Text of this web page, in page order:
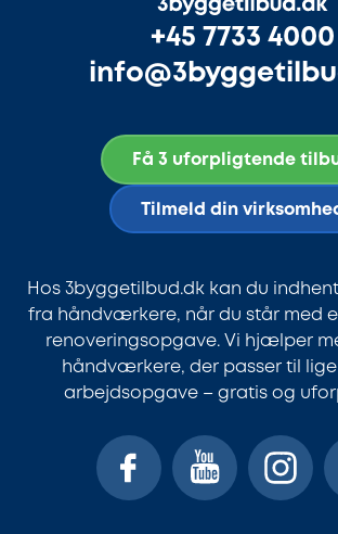
+45 7733 4000
Få 3 uforpligtende
Tilmeld din
Hos 3byggetilbud.dk kan du
fra håndværkere, når du står med
renoveringsopgave. Vi hjælper
håndværkere, der passer til
arbejdsopgave – gratis og